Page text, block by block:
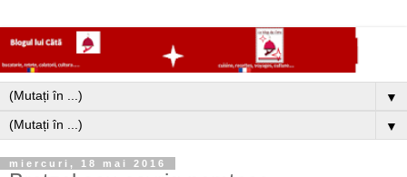
▼
▼
miercuri, 18 mai 2016